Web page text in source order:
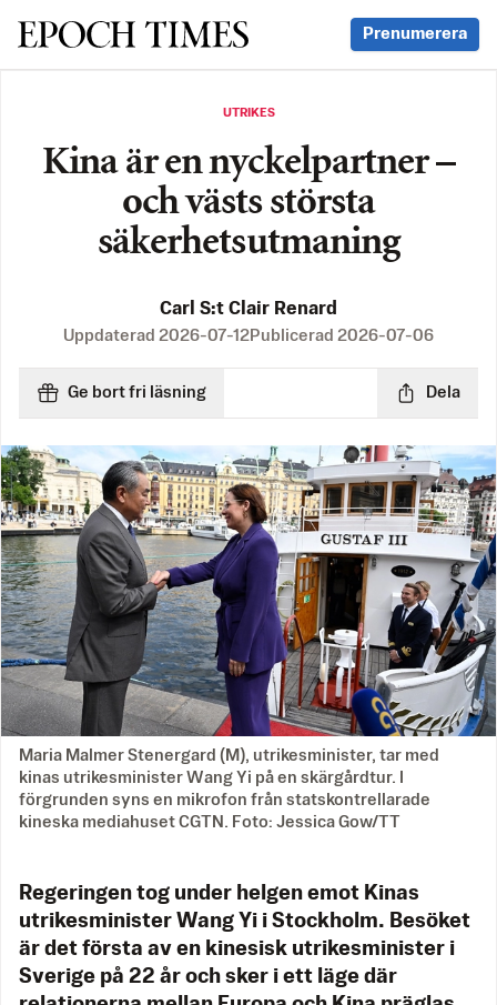
Svenska Epoch Times Prenumerera
UTRIKES
Kina är en nyckelpartner –
och västs största
säkerhetsutmaning
Carl S:t Clair Renard
Uppdaterad 2026-07-12 Publicerad 2026-07-06
Ge bort fri läsning Dela
Maria Malmer Stenergard (M), utrikesminister, tar med
kinas utrikesminister Wang Yi på en skärgårdtur. I
förgrunden syns en mikrofon från statskontrellarade
kineska mediahuset CGTN. Foto: Jessica Gow/TT
Regeringen tog under helgen emot Kinas
utrikesminister Wang Yi i Stockholm. Besöket
är det första av en kinesisk utrikesminister i
Sverige på 22 år och sker i ett läge där